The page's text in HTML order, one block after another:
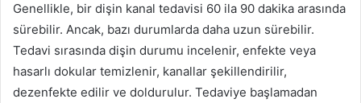
Genellikle, bir dişin kanal tedavisi 60 ila 90 dakika arasında
sürebilir. Ancak, bazı durumlarda daha uzun sürebilir.
Tedavi sırasında dişin durumu incelenir, enfekte veya
hasarlı dokular temizlenir, kanallar şekillendirilir,
dezenfekte edilir ve doldurulur. Tedaviye başlamadan